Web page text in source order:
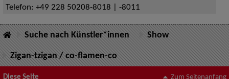
Telefon: +49 228 50208-8018 | -8011
Suche nach Künstler*innen Show
Zigan-tzigan / co-flamen-co
Diese Seite Zum Seitenanfang